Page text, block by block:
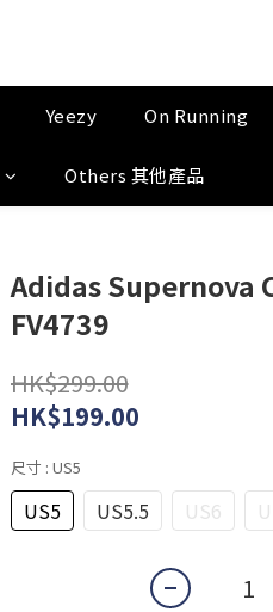
Yeezy On Running
Others 其他產品
Adidas Supernova
FV4739
HK$299.00
HK$199.00
尺寸 : US5
US5 US5.5 US6